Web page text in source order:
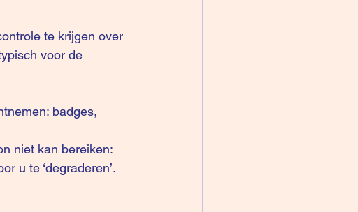
voor de
badges,
niet kan bereiken:
u te ‘degraderen’.